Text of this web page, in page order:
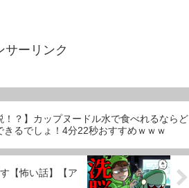
サーリンク
！？】カップヌードル水で食べれるならど
きるでしょ！4分22秒おすすめｗｗｗ
【怖い話】【ア